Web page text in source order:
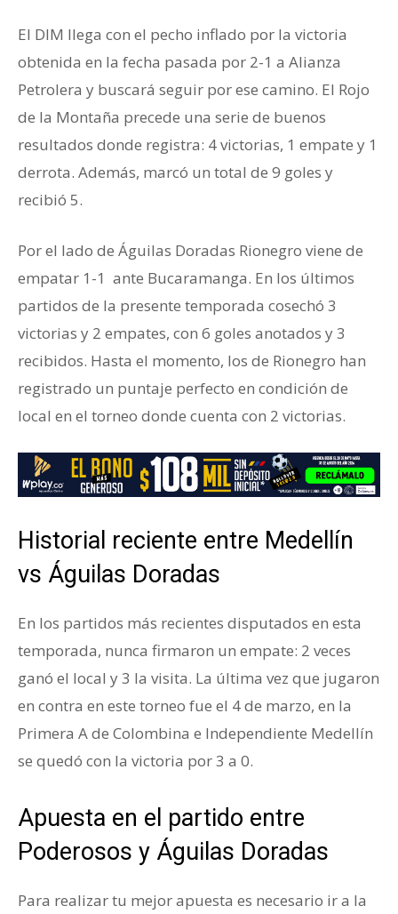
El DIM llega con el pecho inflado por la victoria
obtenida en la fecha pasada por 2-1 a Alianza
Petrolera y buscará seguir por ese camino. El Rojo
de la Montaña precede una serie de buenos
resultados donde registra: 4 victorias, 1 empate y 1
derrota. Además, marcó un total de 9 goles y
recibió 5.
Por el lado de Águilas Doradas Rionegro viene de
empatar 1-1 ante Bucaramanga. En los últimos
partidos de la presente temporada cosechó 3
victorias y 2 empates, con 6 goles anotados y 3
recibidos. Hasta el momento, los de Rionegro han
registrado un puntaje perfecto en condición de
local en el torneo donde cuenta con 2 victorias.
Historial reciente entre Medellín
vs Águilas Doradas
En los partidos más recientes disputados en esta
temporada, nunca firmaron un empate: 2 veces
ganó el local y 3 la visita. La última vez que jugaron
en contra en este torneo fue el 4 de marzo, en la
Primera A de Colombina e Independiente Medellín
se quedó con la victoria por 3 a 0.
Apuesta en el partido entre
Poderosos y Águilas Doradas
Para realizar tu mejor apuesta es necesario ir a la